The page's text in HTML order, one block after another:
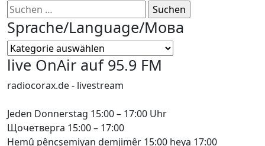
Suchen
nach:
Sprache/Language/Мова
Sprache/Language/
Мова
live OnAir auf 95.9 FM
radiocorax.de - livestream
Jeden Donnerstag 15:00 – 17:00 Uhr
Щочетверга 15:00 – 17:00
Hemû pêncşemiyan demjimêr 15:00 heya 17:00